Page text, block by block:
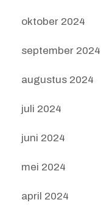
oktober 2024
september 2024
augustus 2024
juli 2024
juni 2024
mei 2024
april 2024